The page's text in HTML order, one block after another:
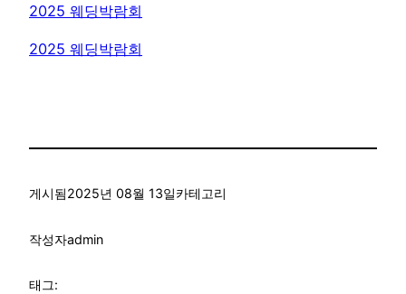
2025 웨딩박람회
2025 웨딩박람회
게시됨2025년 08월 13일카테고리
작성자admin
태그: